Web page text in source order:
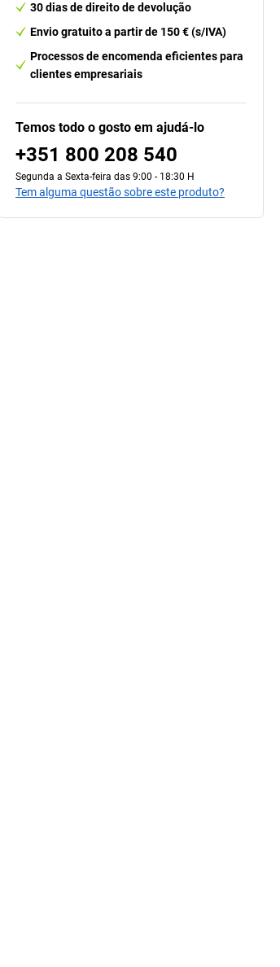
30 dias de direito de devolução
Envio gratuito a partir de 150 € (s/IVA)
Processos de encomenda eficientes para
clientes empresariais
Temos todo o gosto em ajudá-lo
+351 800 208 540
Segunda a Sexta-feira das 9:00 - 18:30 H
Tem alguma questão sobre este produto?